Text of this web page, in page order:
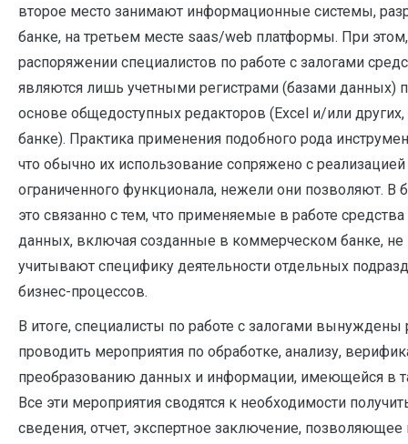
второе место занимают информационные системы,
банке, на третьем месте saas/web платформы. При
распоряжении специалистов по работе с залогами
являются лишь учетными регистрами (базами данных)
основе общедоступных редакторов (Excel и/или
банке). Практика применения подобного рода
что обычно их использование сопряжено с
ограниченного функционала, нежели они позволяют. В
это связанно с тем, что применяемые в работе
данных, включая созданные в коммерческом банке,
учитывают специфику деятельности отдельных
бизнес-процессов.
В итоге, специалисты по работе с залогами вынуждены
проводить мероприятия по обработке, анализу,
преобразованию данных и информации, имеющейся в
Все эти мероприятия сводятся к необходимости
сведения, отчет, экспертное заключение,